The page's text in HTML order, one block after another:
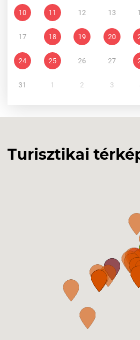
10 11 12 13
17 18 19 20
24 25 26 27
31 1 2 3
Turisztikai